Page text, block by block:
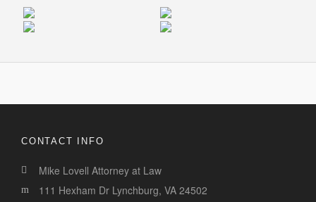
CONTACT INFO
Mike Lovell Attorney at Law
111 Hexham Dr Lynchburg, VA 24502